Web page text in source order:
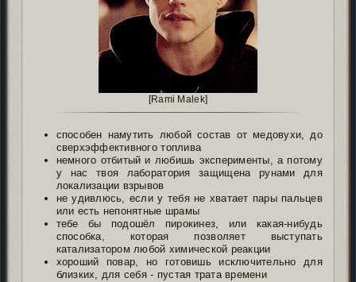
[Rami Malek]
способен намутить любой состав от медовухи, до
сверхэффективного топлива
немного отбитый и любишь эксперименты, а потому
у нас твоя лаборатория защищена рунами для
локализации взрывов
не удивлюсь, если у тебя не хватает пары пальцев
или есть непонятные шрамы
тебе бы подошёл пирокинез, или какая-нибудь
способка, которая позволяет выступать
катализатором любой химической реакции
хороший повар, но готовишь исключительно для
близких, для себя - пустая трата времени